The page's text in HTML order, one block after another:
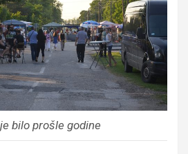
bilo prošle godine